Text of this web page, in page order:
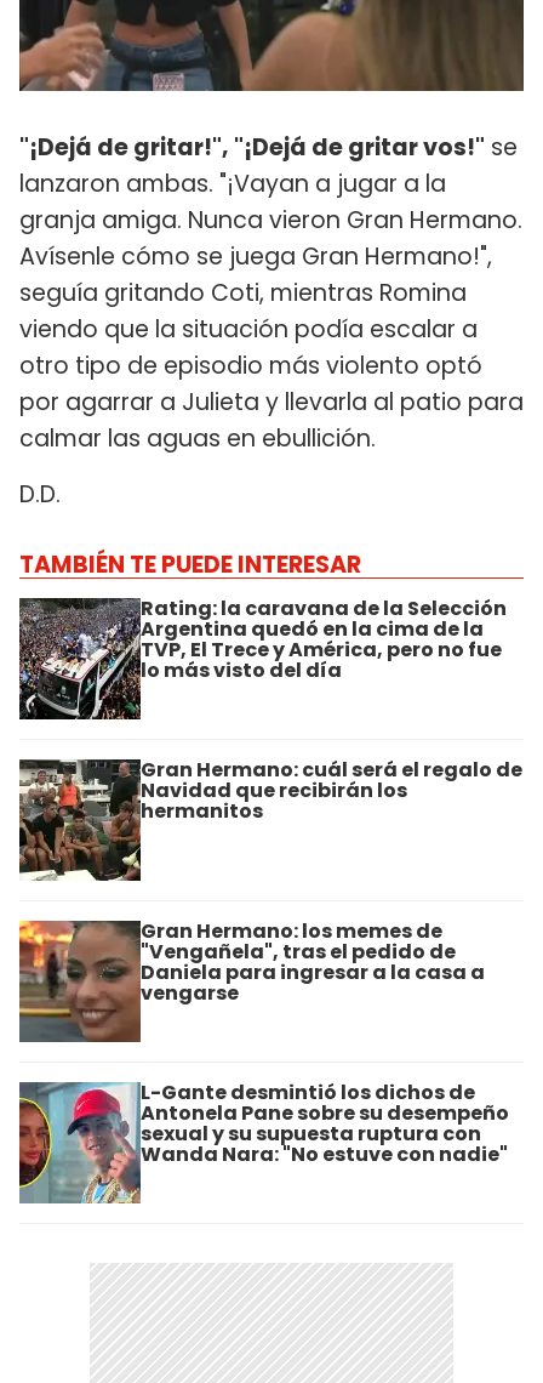
"¡Dejá de gritar!", "¡Dejá de gritar vos!" se
lanzaron ambas. "¡Vayan a jugar a la
granja amiga. Nunca vieron Gran Hermano.
Avísenle cómo se juega Gran Hermano!",
seguía gritando Coti, mientras Romina
viendo que la situación podía escalar a
otro tipo de episodio más violento optó
por agarrar a Julieta y llevarla al patio para
calmar las aguas en ebullición.
D.D.
TAMBIÉN TE PUEDE INTERESAR
Rating: la caravana de la Selección
Argentina quedó en la cima de la
TVP, El Trece y América, pero no fue
lo más visto del día
Gran Hermano: cuál será el regalo de
Navidad que recibirán los
hermanitos
Gran Hermano: los memes de
"Vengañela", tras el pedido de
Daniela para ingresar a la casa a
vengarse
L-Gante desmintió los dichos de
Antonela Pane sobre su desempeño
sexual y su supuesta ruptura con
Wanda Nara: "No estuve con nadie"